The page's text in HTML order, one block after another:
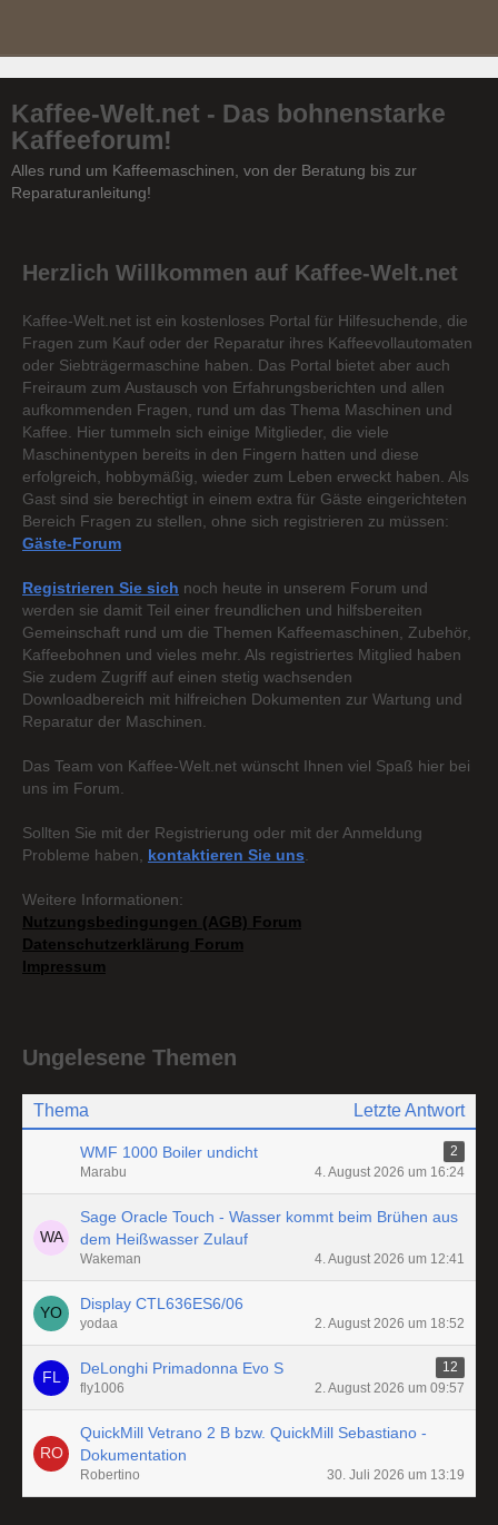
Kaffee-Welt.net - Das bohnenstarke
Kaffeeforum!
Alles rund um Kaffeemaschinen, von der Beratung bis zur
Reparaturanleitung!
Herzlich Willkommen auf Kaffee-Welt.net
Kaffee-Welt.net ist ein kostenloses Portal für Hilfesuchende, die
Fragen zum Kauf oder der Reparatur ihres Kaffeevollautomaten
oder Siebträgermaschine haben. Das Portal bietet aber auch
Freiraum zum Austausch von Erfahrungsberichten und allen
aufkommenden Fragen, rund um das Thema Maschinen und
Kaffee. Hier tummeln sich einige Mitglieder, die viele
Maschinentypen bereits in den Fingern hatten und diese
erfolgreich, hobbymäßig, wieder zum Leben erweckt haben. Als
Gast sind sie berechtigt in einem extra für Gäste eingerichteten
Bereich Fragen zu stellen, ohne sich registrieren zu müssen:
Gäste-Forum
Registrieren Sie sich noch heute in unserem Forum und
werden sie damit Teil einer freundlichen und hilfsbereiten
Gemeinschaft rund um die Themen Kaffeemaschinen, Zubehör,
Kaffeebohnen und vieles mehr. Als registriertes Mitglied haben
Sie zudem Zugriff auf einen stetig wachsenden
Downloadbereich mit hilfreichen Dokumenten zur Wartung und
Reparatur der Maschinen.
Das Team von Kaffee-Welt.net wünscht Ihnen viel Spaß hier bei
uns im Forum.
Sollten Sie mit der Registrierung oder mit der Anmeldung
Probleme haben, kontaktieren Sie uns
Weitere Informationen:
Nutzungsbedingungen (AGB) Forum
Datenschutzerklärung Forum
Impressum
Ungelesene Themen
Thema Letzte Antwort
WMF 1000 Boiler undicht
2
Marabu
4. August 2026 um 16:24
Sage Oracle Touch - Wasser kommt beim Brühen aus
dem Heißwasser Zulauf
Wakeman 4. August 2026 um 12:41
Display CTL636ES6/06
yodaa 2. August 2026 um 18:52
DeLonghi Primadonna Evo S
12
fly1006
2. August 2026 um 09:57
QuickMill Vetrano 2 B bzw. QuickMill Sebastiano -
Dokumentation
Robertino 30. Juli 2026 um 13:19